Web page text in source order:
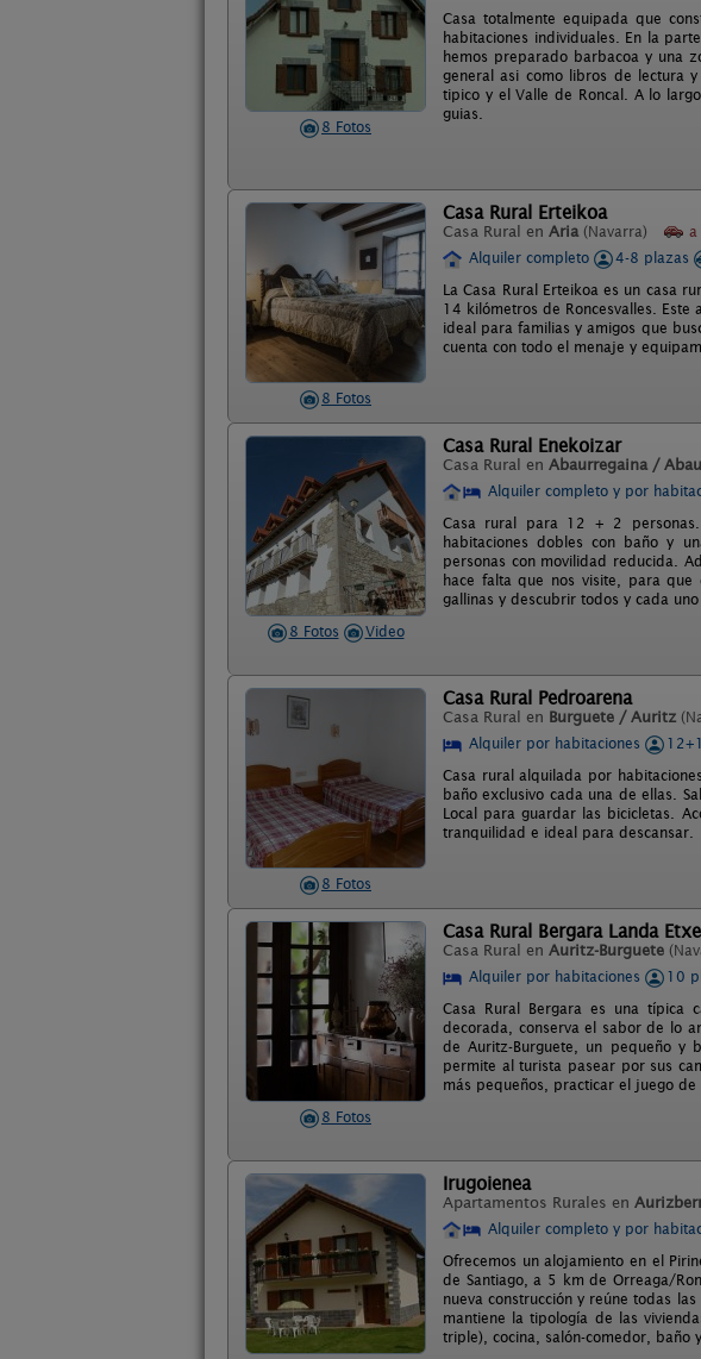
8 Fotos
Casa totalmente equipada que
habitaciones individuales. En la
hemos preparado barbacoa y una
general asi como libros de lectura
tipico y el Valle de Roncal. A lo
guias.
8 Fotos
Casa Rural Erteikoa
Casa Rural en Aria (Navarra) a
Alquiler completo
4-8 plazas
La Casa Rural Erteikoa es un casa
14 kilómetros de Roncesvalles.
ideal para familias y amigos que
cuenta con todo el menaje y
8 Fotos Video
Casa Rural Enekoizar
Casa Rural en Abaurregaina /
Alquiler completo y por
Casa rural para 12 + 2
habitaciones dobles con baño y
personas con movilidad reducida.
hace falta que nos visite, para
gallinas y descubrir todos y cada
8 Fotos
Casa Rural Pedroarena
Casa Rural en Burguete / Auritz
Alquiler por habitaciones
Casa rural alquilada por
baño exclusivo cada una de ellas.
Local para guardar las bicicletas.
tranquilidad e ideal para descansar.
8 Fotos
Casa Rural Bergara Landa
Casa Rural en Auritz-Burguete
Alquiler por habitaciones
10
Casa Rural Bergara es una típica
decorada, conserva el sabor de lo
de Auritz-Burguete, un pequeño y
permite al turista pasear por sus
más pequeños, practicar el juego de
Irugoienea
Apartamentos Rurales en
Alquiler completo y por
Ofrecemos un alojamiento en el
de Santiago, a 5 km de Orreaga/
nueva construcción y reúne todas
mantiene la tipología de las
triple), cocina, salón-comedor, baño